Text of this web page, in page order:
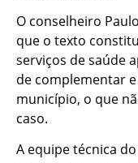
O conselheiro
que o texto
serviços de saúde
de complementar
município, o que
caso.
A equipe técnica